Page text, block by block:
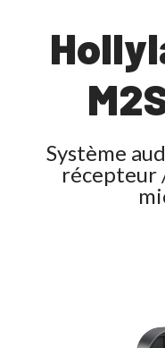
Système
récepteur